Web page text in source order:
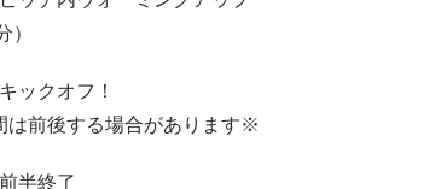
）
ックオフ！
は前後する場合があります※
半終了